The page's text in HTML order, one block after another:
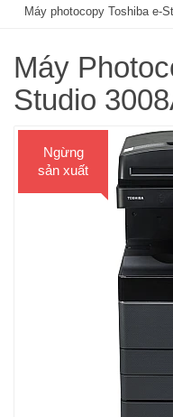
Máy photocopy Toshiba e-
Máy
Studio
Ngừng
sản xuất